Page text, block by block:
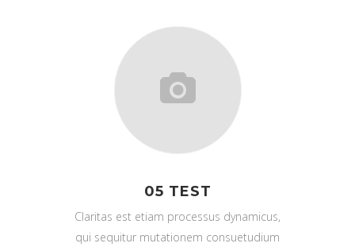
05 TEST
Claritas est etiam processus dynamicus,
qui sequitur mutationem consuetudium